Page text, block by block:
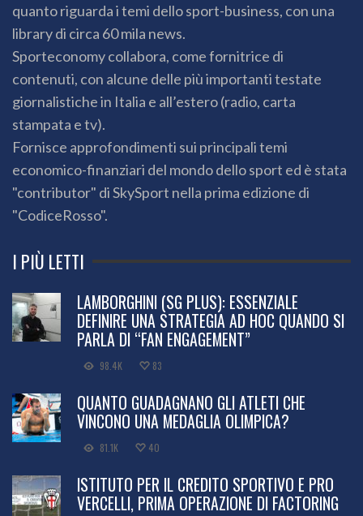
quanto riguarda i temi dello sport-business, con una
library di circa 60 mila news.
Sporteconomy collabora, come fornitrice di
contenuti, con alcune delle più importanti testate
giornalistiche in Italia e all’estero (radio, carta
stampata e tv).
Fornisce approfondimenti sui principali temi
economico-finanziari del mondo dello sport ed è stata
"contributor" di SkySport nella prima edizione di
"CodiceRosso".
I PIÙ LETTI
LAMBORGHINI (SG PLUS): ESSENZIALE
DEFINIRE UNA STRATEGIA AD HOC QUANDO SI
PARLA DI “FAN ENGAGEMENT”
98.4K 83
QUANTO GUADAGNANO GLI ATLETI CHE
VINCONO UNA MEDAGLIA OLIMPICA?
81.1K 40
ISTITUTO PER IL CREDITO SPORTIVO E PRO
VERCELLI, PRIMA OPERAZIONE DI FACTORING